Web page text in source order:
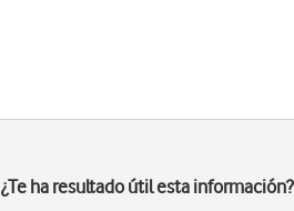
¿Te ha resultado útil esta información?